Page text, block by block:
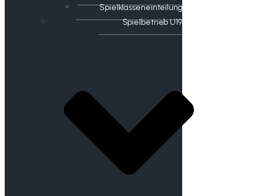
Spielklasseneinteilung
Spielbetrieb U19